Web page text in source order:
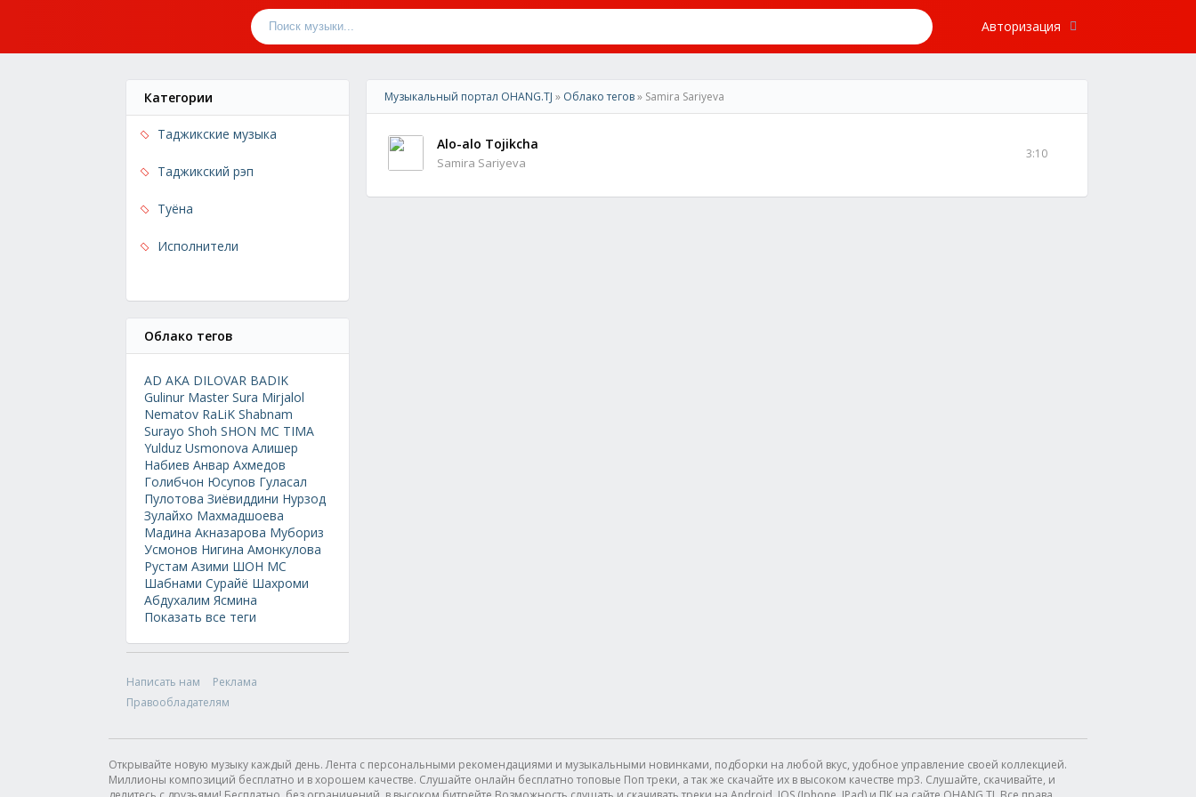
Авторизация
Категории
Таджикские музыка
Таджикский рэп
Туёна
Исполнители
Облако тегов
AD AKA DILOVAR BADIK
Gulinur Master Sura Mirjalol
Nematov RaLiK Shabnam
Surayo Shoh SHON MC TIMA
Yulduz Usmonova Алишер
Набиев Анвар Ахмедов
Голибчон Юсупов Гуласал
Пулотова Зиёвиддини Нурзод
Зулайхо Махмадшоева
Мадина Акназарова Мубориз
Усмонов Нигина Амонкулова
Рустам Азими ШОН МС
Шабнами Сурайё Шахроми
Абдухалим Ясмина
Показать все теги
Написать нам
Реклама
Правообладателям
Музыкальный портал OHANG.TJ » Облако тегов» Samira Sariyeva
Alo-alo Tojikcha
Samira Sariyeva
3:10
Открывайте новую музыку каждый день. Лента с персональными рекомендациями и музыкальными новинками, подборки на любой вкус, удобное управление своей коллекцией.
Миллионы композиций бесплатно и в хорошем качестве. Слушайте онлайн бесплатно топовые Поп треки, а так же скачайте их в высоком качестве mp3. Слушайте, скачивайте, и